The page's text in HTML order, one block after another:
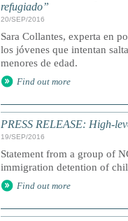
refugiado”
20/SEP/2016
Sara Collantes, experta en
los jóvenes que intentan
menores de edad.
Find out more
PRESS RELEASE: High-
19/SEP/2016
Statement from a group of
immigration detention of
Find out more